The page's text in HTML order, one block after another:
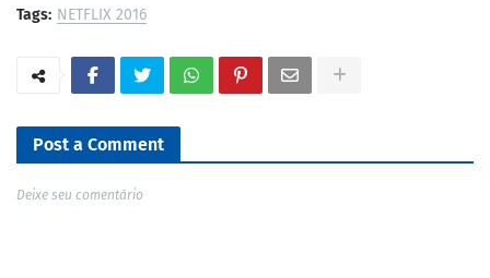
Tags: NETFLIX 2016
Post a Comment
Deixe seu comentário